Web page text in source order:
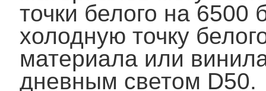
точки белого на 6500
холодную точку
материала или
дневным светом D50.